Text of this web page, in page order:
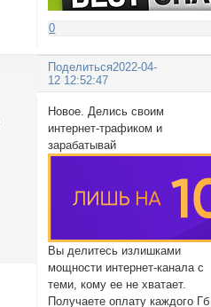
0
Поделиться2022-04-
12 12:52:47
Новое. Делись своим
интернет-трафиком и
зарабатывай
Вы делитесь излишками
мощности интернет-канала с
теми, кому ее не хватает.
Получаете оплату каждого Гб